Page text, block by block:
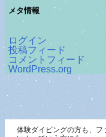
メタ情報
ログイン
投稿フィード
コメントフィード
WordPress.org
体験ダイビングの方も、